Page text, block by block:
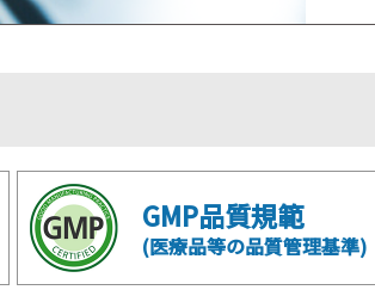
GMP品質規範
(医療品等の品質管理基準)